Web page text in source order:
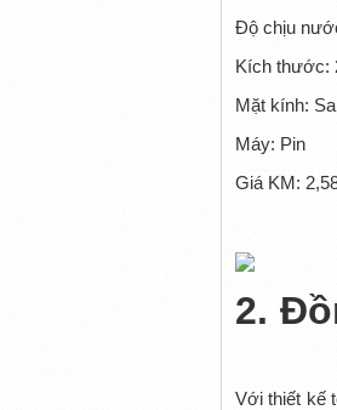
Độ chịu
Kích thước:
Mặt kính:
Máy: Pin
Giá KM:
2.
Với thiết kế